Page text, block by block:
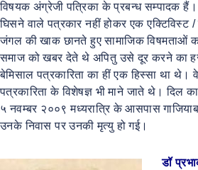
विषयक अंग्रेजी पत्रिका के प्रबन्ध सम्पादक
घिसने वाले पत्रकार नहीं होकर एक एक्टिविस्ट /
जंगल की खाक छानते हुए सामाजिक विषमताओं
समाज को खबर देते थे अपितु उसे दूर करने का
बेमिसाल पत्रकारिता का हीं एक हिस्सा था थे।
पत्रकारिता के विशेषज्ञ भी माने जाते थे। दिल
५ नवम्बर २००९ मध्यरात्रि के आसपास
उनके निवास पर उनकी मृत्यु हो गई।
डॉ